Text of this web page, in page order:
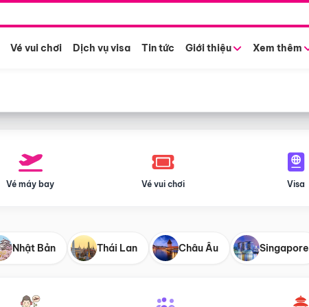
Vé vui chơi Dịch vụ visa Tin tức Giới thiệu Xem thêm
Vé máy bay Vé vui chơi Visa
Nhật Bản Thái Lan Châu Âu Singapore